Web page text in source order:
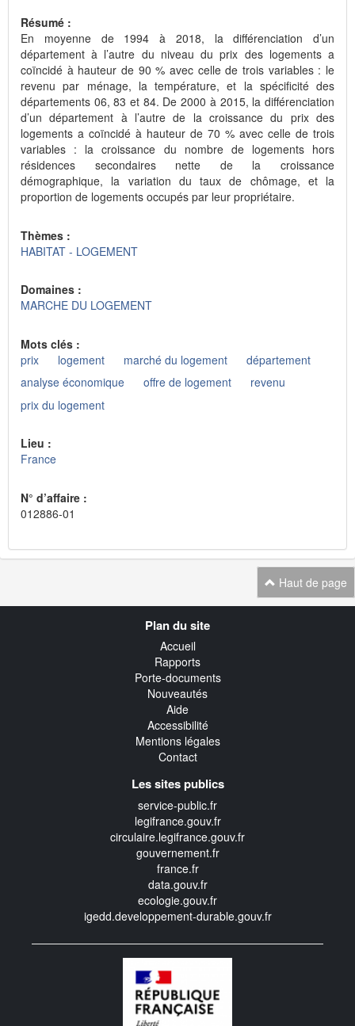
Résumé :
En moyenne de 1994 à 2018, la différenciation d’un
département à l’autre du niveau du prix des logements a
coïncidé à hauteur de 90 % avec celle de trois variables : le
revenu par ménage, la température, et la spécificité des
départements 06, 83 et 84. De 2000 à 2015, la différenciation
d’un département à l’autre de la croissance du prix des
logements a coïncidé à hauteur de 70 % avec celle de trois
variables : la croissance du nombre de logements hors
résidences secondaires nette de la croissance
démographique, la variation du taux de chômage, et la
proportion de logements occupés par leur propriétaire.
Thèmes :
HABITAT - LOGEMENT
Domaines :
MARCHE DU LOGEMENT
Mots clés :
prix
logement marché du logement
département
analyse économique
offre de logement
revenu
prix du logement
Lieu :
France
N° d’affaire :
012886-01
Haut de page
Plan du site
Accueil
Rapports
Porte-documents
Nouveautés
Aide
Accessibilité
Mentions légales
Contact
Les sites publics
service-public.fr
legifrance.gouv.fr
circulaire.legifrance.gouv.fr
gouvernement.fr
france.fr
data.gouv.fr
ecologie.gouv.fr
igedd.developpement-durable.gouv.fr